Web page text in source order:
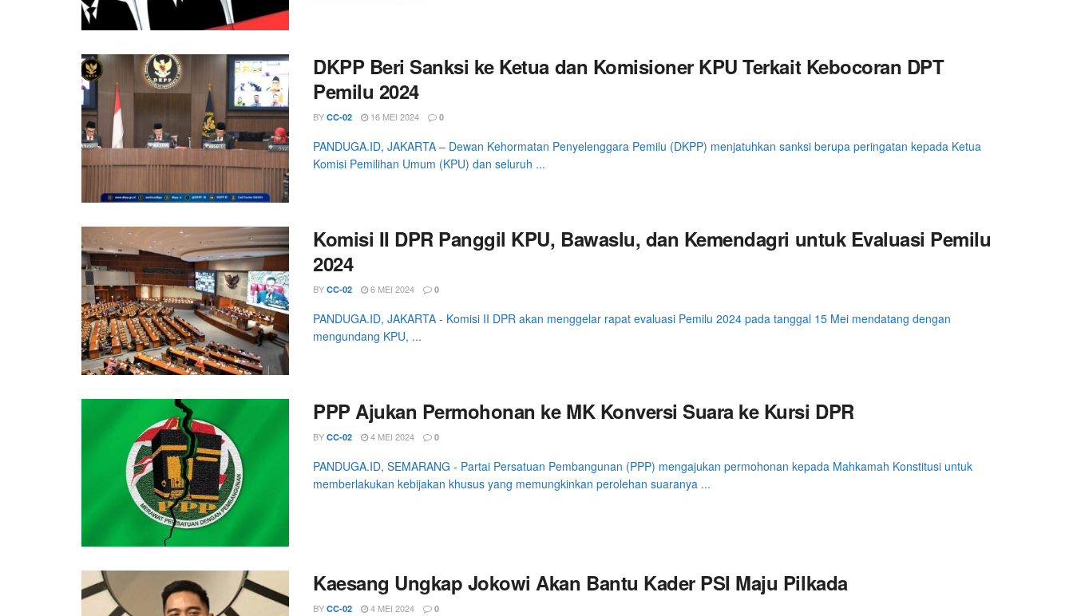
DKPP Beri Sanksi ke Ketua dan Komisioner KPU Terkait Kebocoran DPT
Pemilu 2024
BY CC-02 16 MEI 2024 0
PANDUGA.ID, JAKARTA – Dewan Kehormatan Penyelenggara Pemilu (DKPP) menjatuhkan sanksi berupa peringatan kepada Ketua
Komisi Pemilihan Umum (KPU) dan seluruh ...
Komisi II DPR Panggil KPU, Bawaslu, dan Kemendagri untuk Evaluasi Pemilu
2024
BY CC-02 6 MEI 2024 0
PANDUGA.ID, JAKARTA - Komisi II DPR akan menggelar rapat evaluasi Pemilu 2024 pada tanggal 15 Mei mendatang dengan
mengundang KPU, ...
PPP Ajukan Permohonan ke MK Konversi Suara ke Kursi DPR
BY CC-02 4 MEI 2024 0
PANDUGA.ID, SEMARANG - Partai Persatuan Pembangunan (PPP) mengajukan permohonan kepada Mahkamah Konstitusi untuk
memberlakukan kebijakan khusus yang memungkinkan perolehan suaranya ...
Kaesang Ungkap Jokowi Akan Bantu Kader PSI Maju Pilkada
BY CC-02 4 MEI 2024 0